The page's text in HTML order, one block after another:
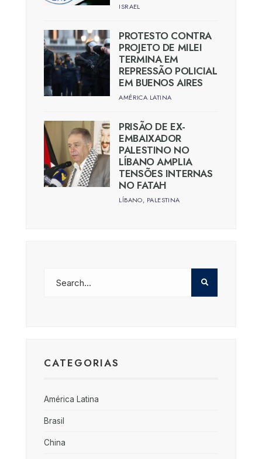
ISRAEL
PROTESTO CONTRA
PROJETO DE MILEI
TERMINA EM
REPRESSÃO POLICIAL
EM BUENOS AIRES
AMÉRICA LATINA
PRISÃO DE EX-
EMBAIXADOR
PALESTINO NO
LÍBANO AMPLIA
TENSÕES INTERNAS
NO FATAH
LÍBANO, PALESTINA
CATEGORIAS
América Latina
Brasil
China